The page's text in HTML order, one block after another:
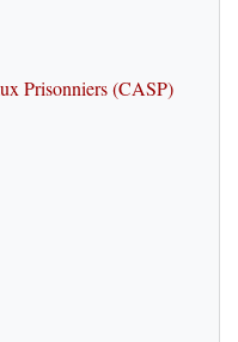
Prisonniers (CASP)